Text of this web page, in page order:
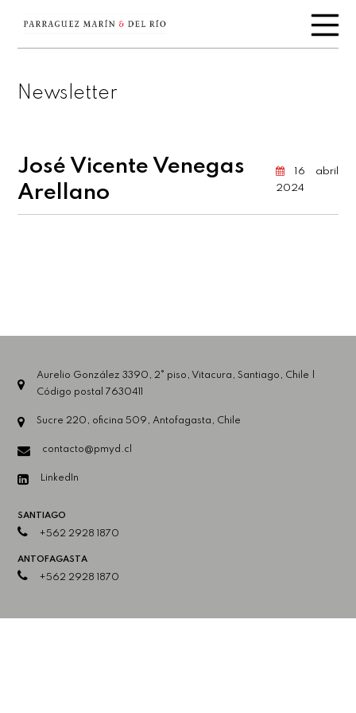
Newsletter
José Vicente Venegas
Arellano
16 abril
2024
Aurelio González 3390, 2° piso, Vitacura, Santiago, Chile |
Código postal 7630411
Sucre 220, oficina 509, Antofagasta, Chile
contacto@pmyd.cl
LinkedIn
SANTIAGO
+562 2928 1870
ANTOFAGASTA
+562 2928 1870